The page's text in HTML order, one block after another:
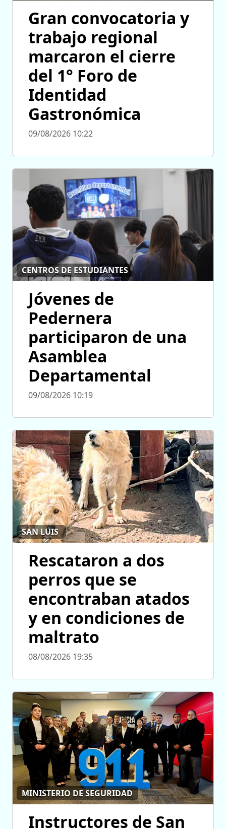
Gran convocatoria y
trabajo regional
marcaron el cierre
del 1° Foro de
Identidad
Gastronómica
09/08/2026 10:22
CENTROS DE ESTUDIANTES
Jóvenes de
Pedernera
participaron de una
Asamblea
Departamental
09/08/2026 10:19
SAN LUIS
Rescataron a dos
perros que se
encontraban atados
y en condiciones de
maltrato
08/08/2026 19:35
MINISTERIO DE SEGURIDAD
Instructores de San